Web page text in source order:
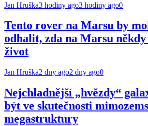
Jan Hruška3 hodiny ago3 hodiny ago0
Tento rover na Marsu by
odhalit, zda na Marsu
život
Jan Hruška2 dny ago2 dny ago0
Nejchladnější „hvězdy“
být ve skutečnosti
megastruktury